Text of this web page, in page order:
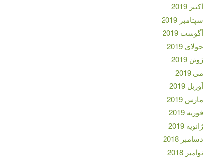
اکتبر 2019
سپتامبر 2019
آگوست 2019
جولای 2019
ژوئن 2019
می 2019
آوریل 2019
مارس 2019
فوریه 2019
ژانویه 2019
دسامبر 2018
نوامبر 2018